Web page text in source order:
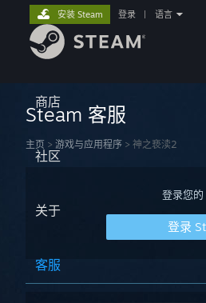
商店
社区
关于
客服
安装 Steam 登录 语言
Steam 客服
主页 > 游戏与应用程序 > 神之亵渎2
登录您的
登录